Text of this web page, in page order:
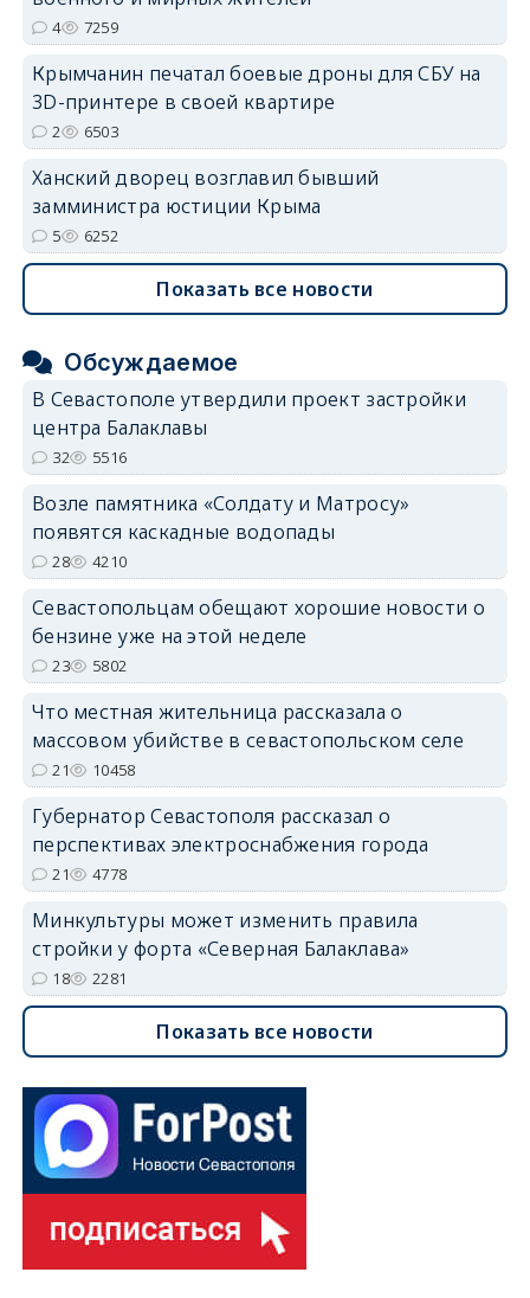
4 7259
Крымчанин печатал боевые дроны для СБУ на
3D-принтере в своей квартире
2 6503
Ханский дворец возглавил бывший
замминистра юстиции Крыма
5 6252
Показать все новости
Обсуждаемое
В Севастополе утвердили проект застройки
центра Балаклавы
32 5516
Возле памятника «Солдату и Матросу»
появятся каскадные водопады
28 4210
Севастопольцам обещают хорошие новости о
бензине уже на этой неделе
23 5802
Что местная жительница рассказала о
массовом убийстве в севастопольском селе
21 10458
Губернатор Севастополя рассказал о
перспективах электроснабжения города
21 4778
Минкультуры может изменить правила
стройки у форта «Северная Балаклава»
18 2281
Показать все новости